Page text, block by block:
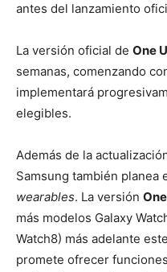
antes del lanzamiento
La versión oficial de One
semanas, comenzando
implementará
elegibles.
Además de la
Samsung también planea
wearables. La versión
más modelos Galaxy
Watch8) más adelante
promete ofrecer